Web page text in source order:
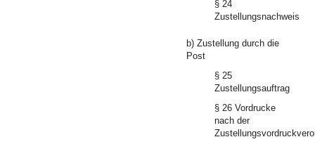
§ 24
Zustellungsnachweis
b) Zustellung durch die
Post
§ 25
Zustellungsauftrag
§ 26 Vordrucke
nach der